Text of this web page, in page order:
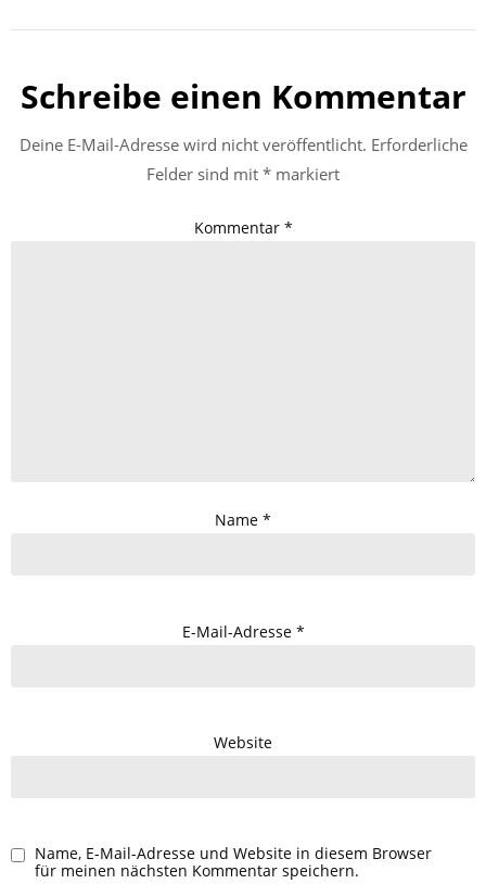
Schreibe einen Kommentar
Deine E-Mail-Adresse wird nicht veröffentlicht. Erforderliche
Felder sind mit * markiert
Kommentar *
Name *
E-Mail-Adresse *
Website
Name, E-Mail-Adresse und Website in diesem Browser
für meinen nächsten Kommentar speichern.